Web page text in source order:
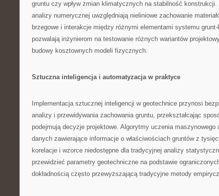
gruntu czy wpływ zmian klimatycznych na stabilność konstrukcji.
analizy numerycznej uwzględniają nieliniowe zachowanie
brzegowe i interakcje między różnymi elementami systemu
pozwalają inżynierom na testowanie różnych wariantów
budowy kosztownych modeli fizycznych.
Sztuczna inteligencja i automatyzacja w praktyce
Implementacja sztucznej inteligencji w geotechnice przynosi
analizy i przewidywania zachowania gruntu, przekształcając
podejmują decyzje projektowe. Algorytmy uczenia maszynowego
danych zawierające informacje o właściwościach gruntów z
korelacje i wzorce niedostępne dla tradycyjnej analizy
przewidzieć parametry geotechniczne na podstawie
dokładnością często przewyższającą tradycyjne metody